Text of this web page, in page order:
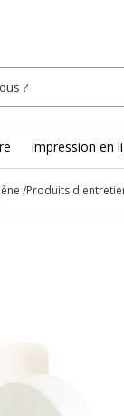
Impression en
Produits